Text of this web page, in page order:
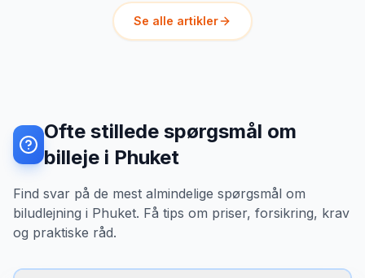
Se alle artikler
Ofte stillede spørgsmål om
billeje i Phuket
Find svar på de mest almindelige spørgsmål om
biludlejning i Phuket. Få tips om priser, forsikring, krav
og praktiske råd.